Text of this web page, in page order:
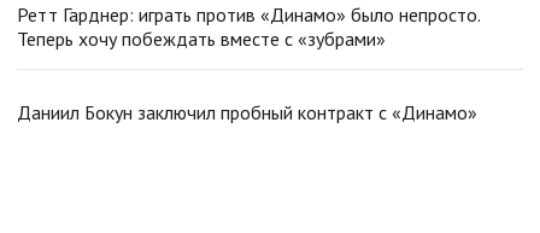
Ретт Гарднер: играть против «Динамо» было непросто.
Теперь хочу побеждать вместе с «зубрами»
Даниил Бокун заключил пробный контракт с «Динамо»